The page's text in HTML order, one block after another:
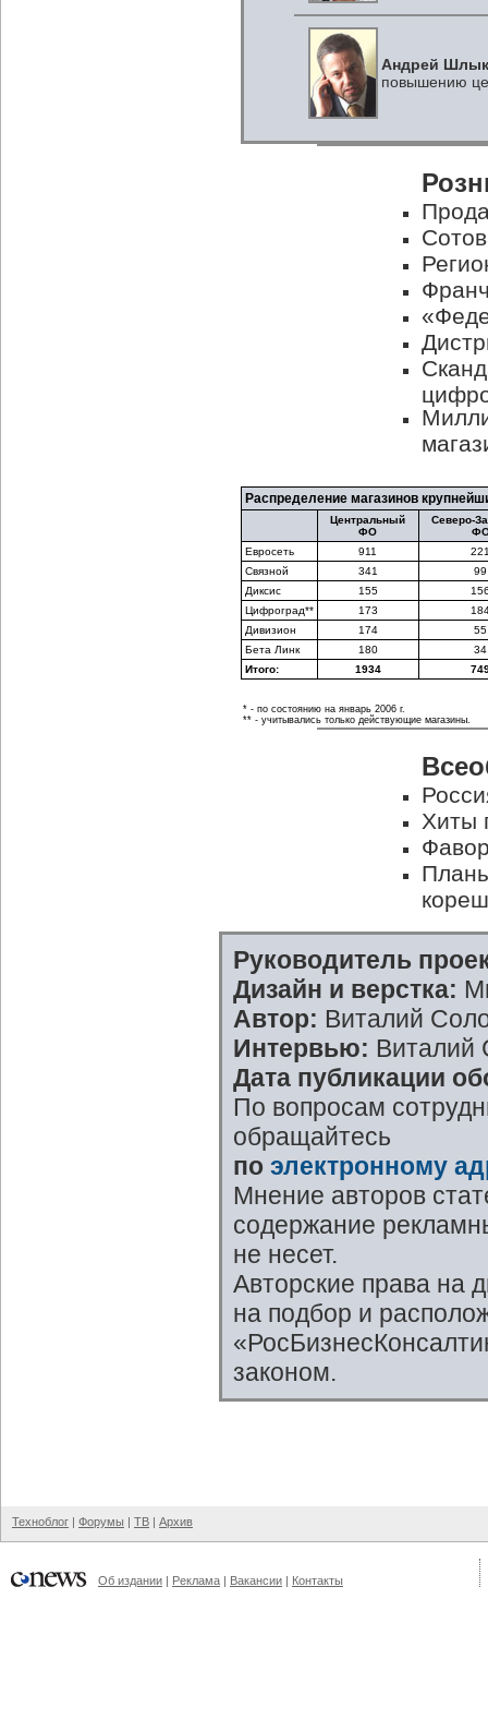
Андрей
повышению
Распределение магазинов
Центральный
ФО
Северо-
Евросеть
911
Связной
341
99
Диксис
155
Цифроград**
173
Дивизион
174
55
Бета Линк
180
34
Итого:
1934
* - по состоянию на январь 2006 г.
** - учитывались только действующие магазины.
Хиты
Руководитель
Дизайн и верстка:
Автор: Виталий
Интервью: Виталий
Дата публикации
По вопросам
обращайтесь
по электронному
Мнение авторов
содержание
не несет.
Авторские права на
на подбор и
законом.
Техноблог | Форумы | ТВ | Архив
Об издании | Реклама | Вакансии | Контакты